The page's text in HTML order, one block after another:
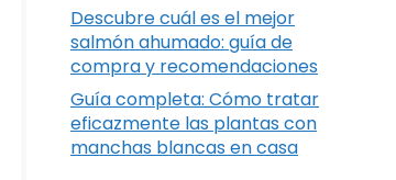
Descubre cuál es el mejor
salmón ahumado: guía de
compra y recomendaciones
Guía completa: Cómo tratar
eficazmente las plantas con
manchas blancas en casa